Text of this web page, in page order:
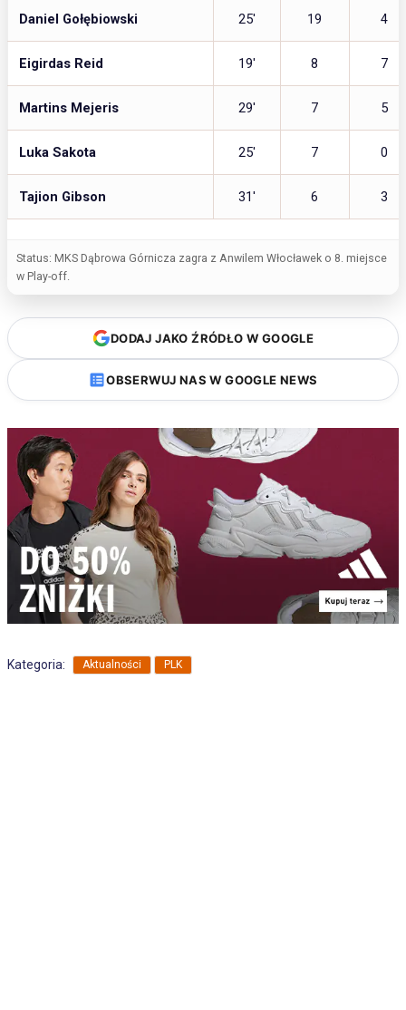
Daniel Gołębiowski 25′ 19 4
Eigirdas Reid 19′ 8 7
Martins Mejeris 29′ 7 5
Luka Sakota 25′ 7 0
Tajion Gibson 31′ 6 3
Status: MKS Dąbrowa Górnicza zagra z Anwilem Włocławek o 8. miejsce
w Play-off.
DODAJ JAKO ŹRÓDŁO W GOOGLE
OBSERWUJ NAS W GOOGLE NEWS
Kategoria: Aktualności PLK